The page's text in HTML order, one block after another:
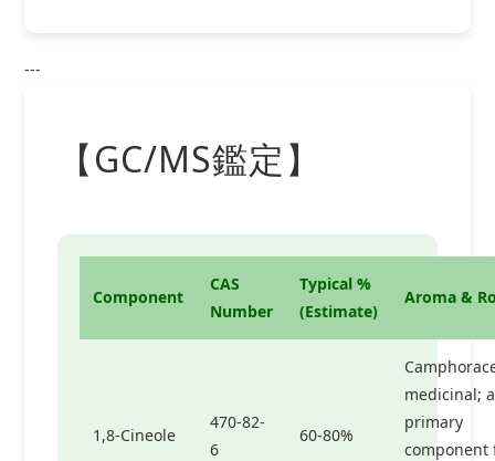
---
【GC/MS鑑定】
Component
CAS
Number
Typical %
(Estimate)
Aroma &
1,8-Cineole
470-82-
6
60-80%
medicinal; a
primary
component